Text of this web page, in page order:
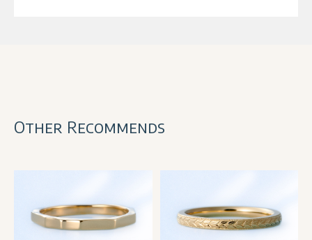
Other Recommends